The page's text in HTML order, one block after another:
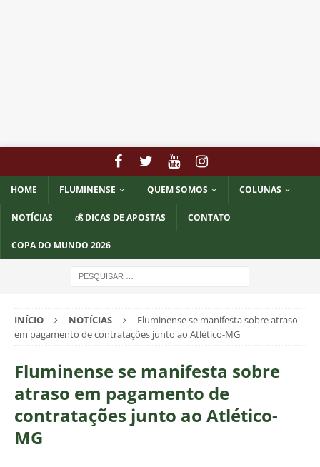
HOME FLUMINENSE QUEM SOMOS COLUNAS
NOTÍCIAS 💰 DICAS DE APOSTAS CONTATO
COPA DO MUNDO 2026
INÍCIO NOTÍCIAS
Fluminense se manifesta sobre atraso
em pagamento de contratações junto ao Atlético-MG
Fluminense se manifesta sobre
atraso em pagamento de
contratações junto ao Atlético-
MG